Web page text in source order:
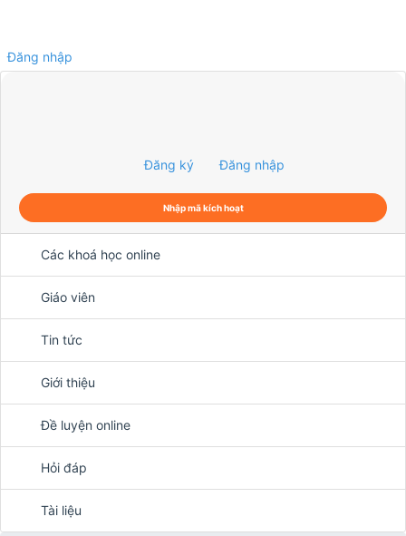
Đăng nhập
Đăng ký Đăng nhập
Nhập mã kích hoạt
Các khoá học online
Giáo viên
Tin tức
Giới thiệu
Đề luyện online
Hỏi đáp
Tài liệu